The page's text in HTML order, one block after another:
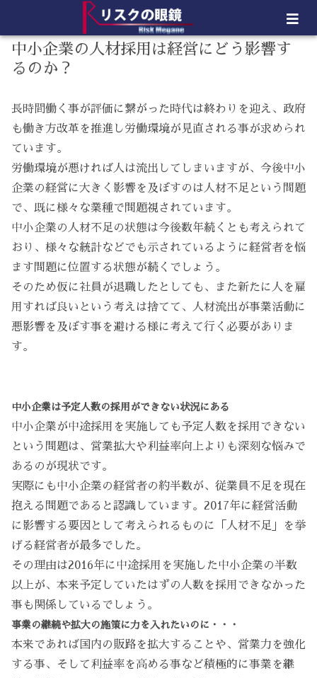
中小企業の人材採用は経営にどう影響す
るのか？
長時間働く事が評価に繋がった時代は終わりを迎え、政府
も働き方改革を推進し労働環境が見直される事が求められ
ています。
労働環境が悪ければ人は流出してしまいますが、今後中小
企業の経営に大きく影響を及ぼすのは人材不足という問題
で、既に様々な業種で問題視されています。
中小企業の人材不足の状態は今後数年続くとも考えられて
おり、様々な統計などでも示されているように経営者を悩
ます問題に位置する状態が続くでしょう。
そのため仮に社員が退職したとしても、また新たに人を雇
用すれば良いという考えは捨てて、人材流出が事業活動に
悪影響を及ぼす事を避ける様に考えて行く必要がありま
す。
中小企業は予定人数の採用ができない状況にある
中小企業が中途採用を実施しても予定人数を採用できない
という問題は、営業拡大や利益率向上よりも深刻な悩みで
あるのが現状です。
実際にも中小企業の経営者の約半数が、従業員不足を現在
抱える問題であると認識しています。2017年に経営活動
に影響する要因として考えられるものに「人材不足」を挙
げる経営者が最多でした。
その理由は2016年に中途採用を実施した中小企業の半数
以上が、本来予定していたはずの人数を採用できなかった
事も関係しているでしょう。
事業の継続や拡大の施策に力を入れたいのに・・・
本来であれば国内の販路を拡大することや、営業力を強化
する事、そして利益率を高める事など積極的に事業を継